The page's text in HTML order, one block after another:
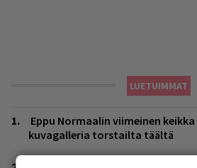
LUETUIMMAT
Eppu Normaalin viimeinen
kuvagalleria torstailta täältä